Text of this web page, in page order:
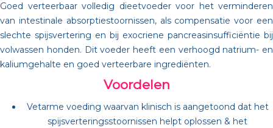
Goed verteerbaar volledig dieetvoeder voor het verminderen
van intestinale absorptiestoornissen, als compensatie voor een
slechte spijsvertering en bij exocriene pancreasinsufficiëntie bij
volwassen honden. Dit voeder heeft een verhoogd natrium- en
kaliumgehalte en goed verteerbare ingrediënten.
Voordelen
Vetarme voeding waarvan klinisch is aangetoond dat het
spijsverteringsstoornissen helpt oplossen & het